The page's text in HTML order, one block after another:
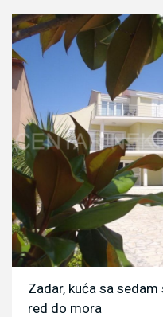
Zadar, kuća sa
red do mora